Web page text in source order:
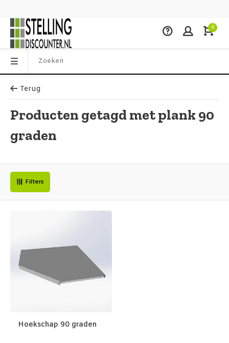
0
Terug
Producten getagd met plank 90
graden
Filters
Hoekschap 90 graden